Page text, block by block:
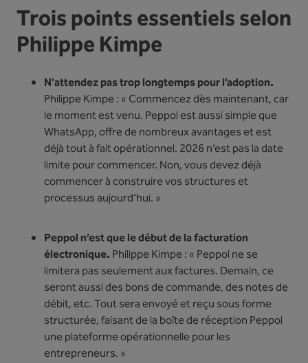
Trois points essentiels selon
Philippe Kimpe
N'attendez pas trop longtemps pour l’adoption.
Philippe Kimpe : « Commencez dès maintenant, car
le moment est venu. Peppol est aussi simple que
WhatsApp, offre de nombreux avantages et est
déjà tout à fait opérationnel. 2026 n’est pas la date
limite pour commencer. Non, vous devez déjà
commencer à construire vos structures et
processus aujourd’hui. »
Peppol n’est que le début de la facturation
électronique. Philippe Kimpe : « Peppol ne se
limitera pas seulement aux factures. Demain, ce
seront aussi des bons de commande, des notes de
débit, etc. Tout sera envoyé et reçu sous forme
structurée, faisant de la boîte de réception Peppol
une plateforme opérationnelle pour les
entrepreneurs. »